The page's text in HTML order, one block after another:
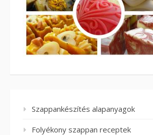
Szappankészítés alapanyagok
Folyékony szappan receptek